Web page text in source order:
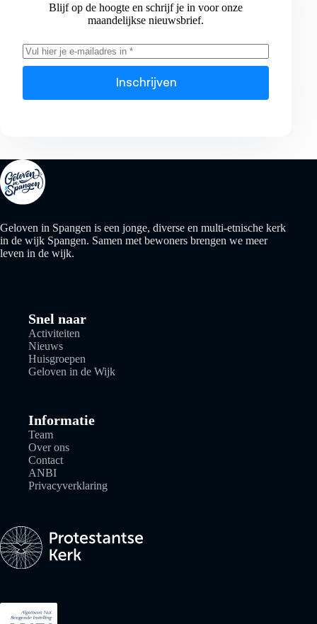
Blijf op de hoogte en schrijf je in voor onze
maandelijkse nieuwsbrief.
Inschrijven
Geloven in Spangen is een jonge, diverse en multi-etnische kerk
in de wijk Spangen. Samen met bewoners brengen we meer
leven in de wijk.
Snel naar
Activiteiten
Nieuws
Huisgroepen
Geloven in de Wijk
Informatie
Team
Over ons
Contact
ANBI
Privacyverklaring